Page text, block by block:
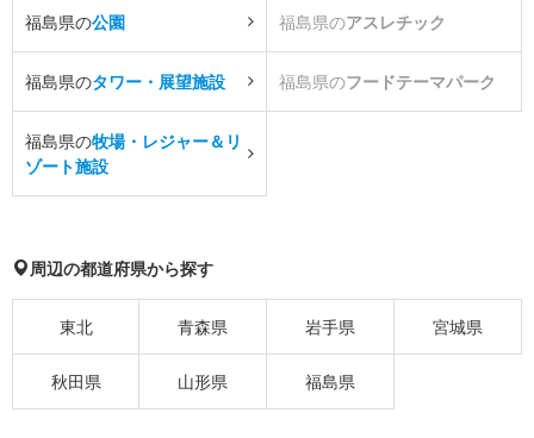
福島県の公園 福島県のアスレチック
福島県のタワー・展望施設 福島県のフードテーマパーク
福島県の牧場・レジャー＆リ
ゾート施設
周辺の都道府県から探す
東北 青森県 岩手県 宮城県
秋田県 山形県 福島県